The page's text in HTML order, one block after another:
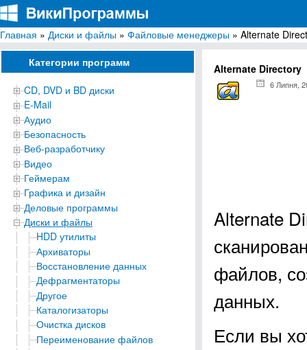
ВикиПрограммы
Энциклопедия бесплатных компьютерных программ для Windows
Главная » Диски и файлы » Файловые менеджеры » Alternate
Категории программ
CD, DVD и BD диски
E-Mail
Аудио
Безопасность
Веб-разработчику
Видео
Геймерам
Графика и дизайн
Деловые программы
Диски и файлы
HDD утилиты
Архиваторы
Восстановление данных
Дефрагментаторы
Другое
Каталогизаторы
Очистка дисков
Переименование файлов
Alternate Directory
6 Липня,
Alternate
файлов,
данных.
Если вы